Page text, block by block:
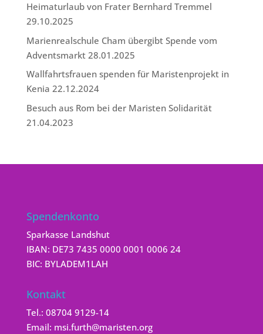
Heimaturlaub von Frater Bernhard Tremmel
29.10.2025
Marienrealschule Cham übergibt Spende vom
Adventsmarkt 28.01.2025
Wallfahrtsfrauen spenden für Maristenprojekt in
Kenia 22.12.2024
Besuch aus Rom bei der Maristen Solidarität
21.04.2023
Spendenkonto
Sparkasse Landshut
IBAN: DE73 7435 0000 0001 0006 24
BIC: BYLADEM1LAH
Kontakt
Tel.: 08704 9129-14
Email: msi.furth@maristen.org